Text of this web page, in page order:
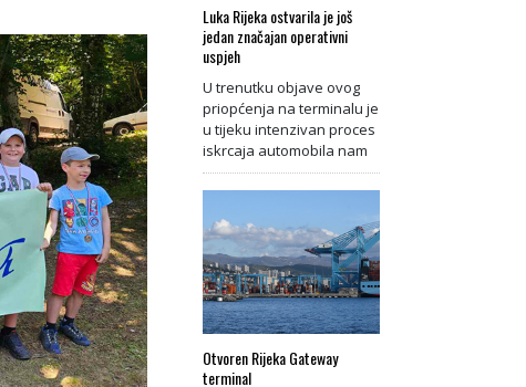
Luka Rijeka ostvarila je još
jedan značajan operativni
uspjeh
U trenutku objave ovog
priopćenja na terminalu je
u tijeku intenzivan proces
iskrcaja automobila nam
Otvoren Rijeka Gateway
terminal